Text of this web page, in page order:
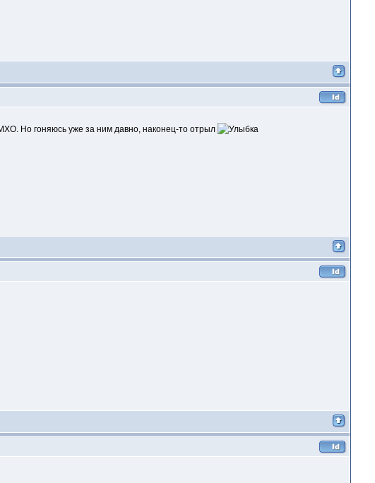
Но гоняюсь уже за ним давно, наконец-то отрыл